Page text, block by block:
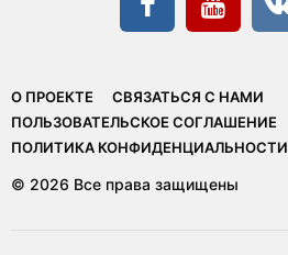
О ПРОЕКТЕ
СВЯЗАТЬСЯ С НАМИ
ПОЛЬЗОВАТЕЛЬСКОЕ СОГЛАШЕНИЕ
ПОЛИТИКА КОНФИДЕНЦИАЛЬНОСТИ
© 2026 Все права защищены